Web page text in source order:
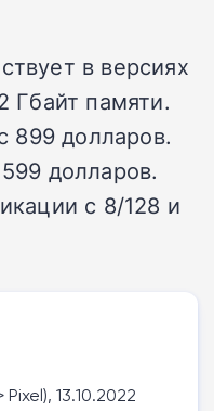
в версиях
Гбайт памяти.
долларов.
долларов.
с 8/128 и
13.10.2022